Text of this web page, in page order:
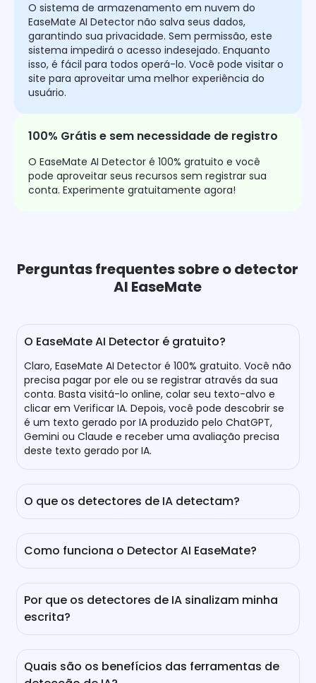
O sistema de armazenamento em nuvem do
EaseMate AI Detector não salva seus dados,
garantindo sua privacidade. Sem permissão, este
sistema impedirá o acesso indesejado. Enquanto
isso, é fácil para todos operá-lo. Você pode visitar o
site para aproveitar uma melhor experiência do
usuário.
100% Grátis e sem necessidade de registro
O EaseMate AI Detector é 100% gratuito e você
pode aproveitar seus recursos sem registrar sua
conta. Experimente gratuitamente agora!
Perguntas frequentes sobre o detector
AI EaseMate
O EaseMate AI Detector é gratuito?
Claro, EaseMate AI Detector é 100% gratuito. Você não
precisa pagar por ele ou se registrar através da sua
conta. Basta visitá-lo online, colar seu texto-alvo e
clicar em Verificar IA. Depois, você pode descobrir se
é um texto gerado por IA produzido pelo ChatGPT,
Gemini ou Claude e receber uma avaliação precisa
deste texto gerado por IA.
O que os detectores de IA detectam?
conteúdos gerados por IA da escrita humana. Esses
escritos por humanos, permitindo-lhes detectar
diferenças significativas em estilo, estrutura e
previsibilidade entre textos escritos por IA e textos
Como funciona o Detector AI EaseMate?
determinar se foi gerado por IA ou por um humano,
utilizando ChatGPT-4o e análise linguística.
Por que os detectores de IA sinalizam minha
escrita?
repetido ou semelhante. Para criar conteúdo de alta
Quais são os benefícios das ferramentas de